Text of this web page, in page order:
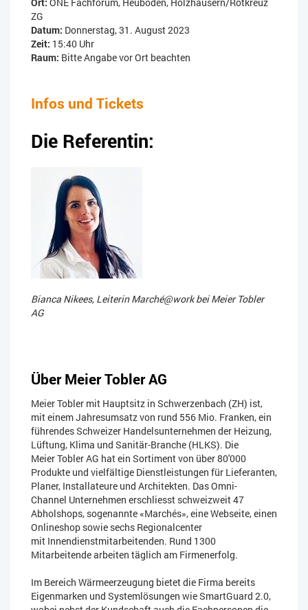
ZG
Datum: Donnerstag, 31. August 2023
Zeit: 15:40 Uhr
Raum: Bitte Angabe vor Ort beachten
Infos und Tickets
Die Referentin:
Bianca Nikees, Leiterin Marché@work bei Meier Tobler
AG
ÜberMeier Tobler AG
Meier Tobler mit Hauptsitz in Schwerzenbach (ZH) ist,
mit einem Jahresumsatz von rund 556 Mio. Franken, ein
führendes Schweizer Handelsunternehmen der Heizung,
Lüftung, Klima und Sanitär-Branche (HLKS). Die
Meier Tobler AG hat ein Sortiment von über 80'000
Produkte und vielfältige Dienstleistungen für Lieferanten,
Planer, Installateure und Architekten. Das Omni-
Channel Unternehmen erschliesst schweizweit 47
Abholshops, sogenannte «Marchés», eine Webseite, einen
Onlineshop sowie sechs Regionalcenter
mit Innendienstmitarbeitenden. Rund 1300
Mitarbeitende arbeiten täglich am Firmenerfolg.
Im Bereich Wärmeerzeugung bietet die Firma bereits
Eigenmarken und Systemlösungen wie SmartGuard 2.0,